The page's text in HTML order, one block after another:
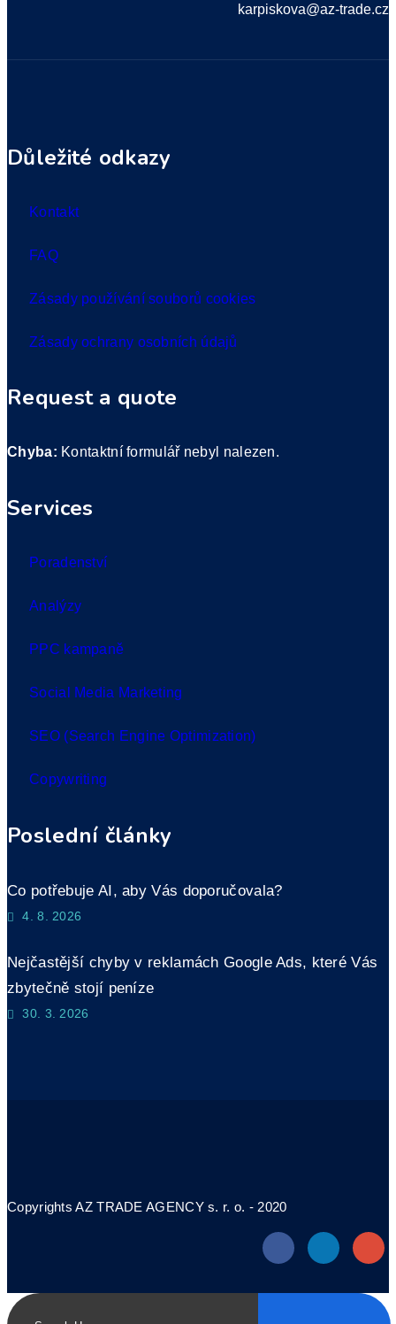
karpiskova@az-trade.cz
Důležité odkazy
Kontakt
FAQ
Zásady používání souborů cookies
Zásady ochrany osobních údajů
Request a quote
Chyba: Kontaktní formulář nebyl nalezen.
Services
Poradenství
Analýzy
PPC kampaně
Social Media Marketing
SEO (Search Engine Optimization)
Copywriting
Poslední články
Co potřebuje AI, aby Vás doporučovala?
4. 8. 2026
Nejčastější chyby v reklamách Google Ads, které Vás
zbytečně stojí peníze
30. 3. 2026
Copyrights AZ TRADE AGENCY s. r. o. - 2020